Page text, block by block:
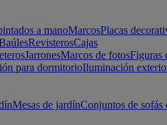
a manoMarcosPlacas
RevisterosCajas
JarronesMarcos de fotosFiguras
para dormitorioIluminación
Mesas de jardínConjuntos de sofás